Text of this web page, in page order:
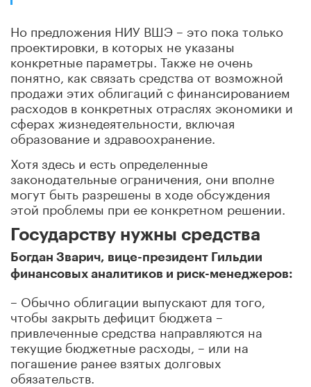
Но предложения НИУ ВШЭ – это пока только
проектировки, в которых не указаны
конкретные параметры. Также не очень
понятно, как связать средства от возможной
продажи этих облигаций с финансированием
расходов в конкретных отраслях экономики и
сферах жизнедеятельности, включая
образование и здравоохранение.
Хотя здесь и есть определенные
законодательные ограничения, они вполне
могут быть разрешены в ходе обсуждения
этой проблемы при ее конкретном решении.
Государству нужны средства
Богдан Зварич, вице-президент Гильдии
финансовых аналитиков и риск-менеджеров:
– Обычно облигации выпускают для того,
чтобы закрыть дефицит бюджета –
привлеченные средства направляются на
текущие бюджетные расходы, – или на
погашение ранее взятых долговых
обязательств.